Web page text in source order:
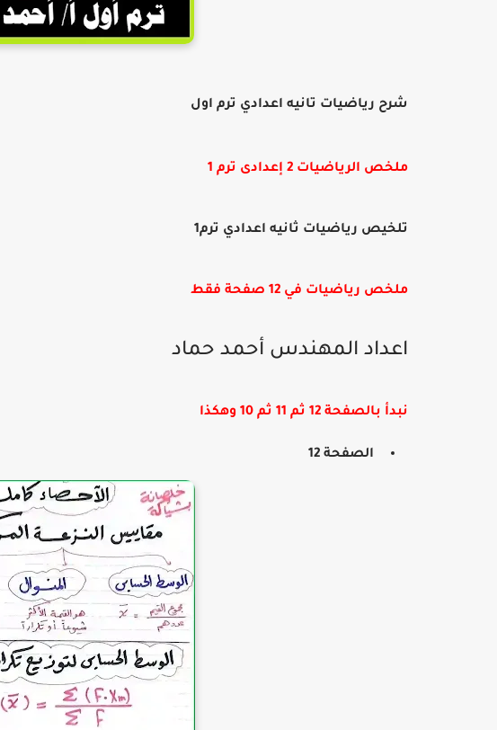
شرح رياضيات تانيه اعدادي ترم اول
ملخص الرياضيات 2 إعدادى ترم 1
تلخيص رياضيات ثانيه اعدادي ترم1
ملخص رياضيات في 12 صفحة فقط
اعداد المهندس أحمد حماد
نبدأ بالصفحة 12 ثم 11 ثم 10 وهكذا
الصفحة 12